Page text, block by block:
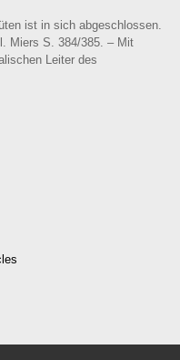
ist in sich abgeschlossen.
Miers S. 384/385. – Mit
Leiter des